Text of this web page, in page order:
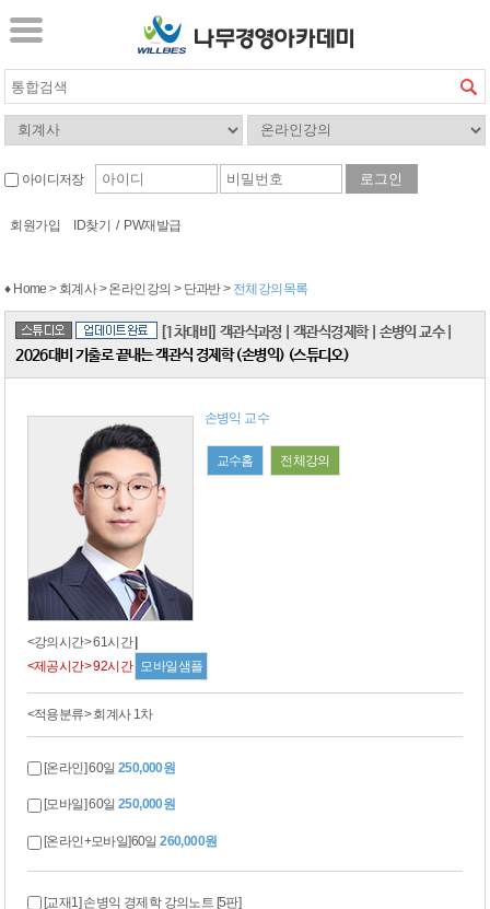
아이디저장
회원가입 ID찾기 / PW재발급
♦ Home > 회계사 > 온라인강의 > 단과반 > 전체강의목록
[1차대비] 객관식과정 객관식경제학 손병익 교수
2026대비 기출로 끝내는 객관식 경제학 (손병익) (스튜디오)
손병익 교수
교수홈 전체강의
<강의시간> 61시간
<제공시간> 92시간 모바일샘플
<적용분류> 회계사 1차
[온라인] 60일250,000원
[모바일] 60일250,000원
[온라인+모바일]60일260,000원
[교재1] 손병익 경제학 강의노트 [5판]